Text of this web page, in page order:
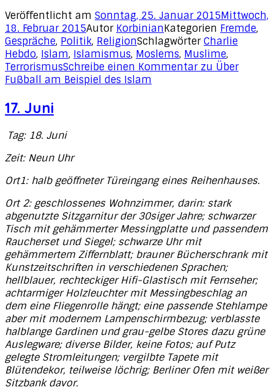
Veröffentlicht am Sonntag, 25. Januar 2015Mittwoch,
18. Februar 2015Autor KorbinianKategorien Fremde,
Gespräche, Politik, ReligionSchlagwörterCharlie
Hebdo, Islam, Islamismus, Moslems, Muslime,
TerrorismusSchreibe einen Kommentarzu Über
Fußball am Beispiel des Islam
17. Juni
Tag: 18. Juni
Zeit: Neun Uhr
Ort1: halb geöffneter Türeingang eines Reihenhauses.
Ort 2: geschlossenes Wohnzimmer, darin: stark
abgenutzte Sitzgarnitur der 30siger Jahre; schwarzer
Tisch mit gehämmerter Messingplatte und passendem
Raucherset und Siegel; schwarze Uhr mit
gehämmertem Ziffernblatt; brauner Bücherschrank mit
Kunstzeitschriften in verschiedenen Sprachen;
hellblauer, rechteckiger Hifi-Glastisch mit Fernseher;
achtarmiger Holzleuchter mit Messingbeschlag an
dem eine Fliegenrolle hängt; eine passende Stehlampe
aber mit modernem Lampenschirmbezug; verblasste
halblange Gardinen und grau-gelbe Stores dazu grüne
Auslegware; diverse Bilder, keine Fotos; auf Putz
gelegte Stromleitungen; vergilbte Tapete mit
Blütendekor, teilweise löchrig; Berliner Ofen mit weißer
Sitzbank davor.